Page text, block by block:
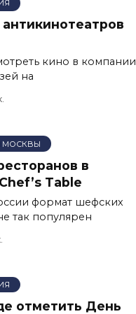
кино в компании
на
МОСКВЫ
в
Table
формат шефских
так популярен
отметить День